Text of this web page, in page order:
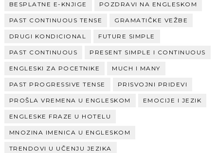
BESPLATNE E-KNJIGE POZDRAVI NA ENGLESKOM
PAST CONTINUOUS TENSE GRAMATIČKE VEŽBE
DRUGI KONDICIONAL FUTURE SIMPLE
PAST CONTINUOUS PRESENT SIMPLE I CONTINUOUS
ENGLESKI ZA POCETNIKE MUCH I MANY
PAST PROGRESSIVE TENSE PRISVOJNI PRIDEVI
PROŠLA VREMENA U ENGLESKOM EMOCIJE I JEZIK
ENGLESKE FRAZE U HOTELU
MNOZINA IMENICA U ENGLESKOM
TRENDOVI U UČENJU JEZIKA